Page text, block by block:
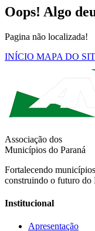
Oops! Algo
Pagina não localizada!
INÍCIO MAPA DO
Associação dos
Municípios do Paraná
Fortalecendo
construindo o futuro do
Institucional
Apresentação